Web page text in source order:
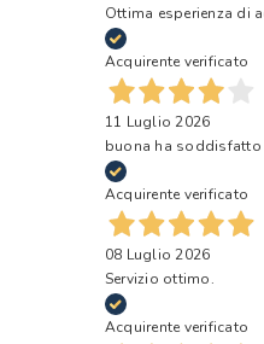
Ottima esperienza di
Acquirente verificato
11 Luglio 2026
buona ha soddisfatto
Acquirente verificato
08 Luglio 2026
Servizio ottimo.
Acquirente verificato